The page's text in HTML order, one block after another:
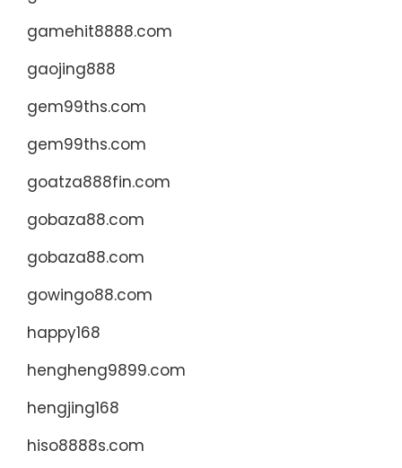
gamehit8888.com
gaojing888
gem99ths.com
gem99ths.com
goatza888fin.com
gobaza88.com
gobaza88.com
gowingo88.com
happy168
hengheng9899.com
hengjing168
hiso8888s.com